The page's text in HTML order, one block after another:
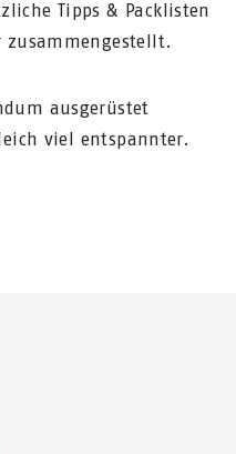
Tipps & Packlisten
zusammengestellt.
ausgerüstet
viel entspannter.